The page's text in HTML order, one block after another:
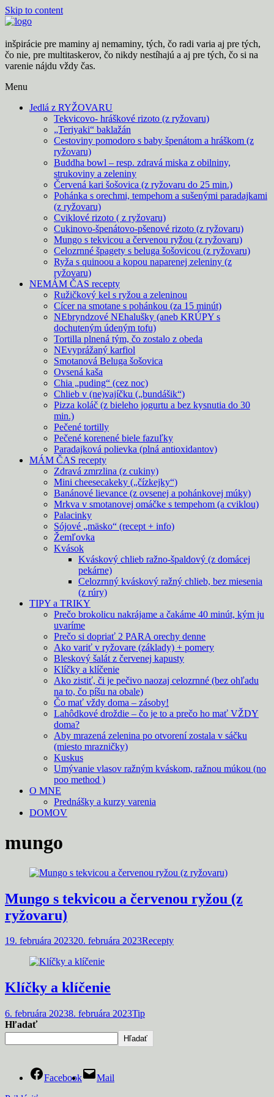
Skip to content
inšpirácie pre maminy aj nemaminy, tých, čo radi varia aj pre tých,
čo nie, pre multitaskerov, čo nikdy nestíhajú a aj pre tých, čo si na
varenie nájdu vždy čas.
Menu
Jedlá z RYŽOVARU
Tekvicovo- hráškové rizoto (z ryžovaru)
„Teriyaki“ baklažán
Cestoviny pomodoro s baby špenátom a hráškom (z
ryžovaru)
Buddha bowl – resp. zdravá miska z obilniny,
strukoviny a zeleniny
Červená kari šošovica (z ryžovaru do 25 min.)
Pohánka s orechmi, tempehom a sušenými paradajkami
(z ryžovaru)
Cviklové rizoto ( z ryžovaru)
Cukinovo-špenátovo-pšenové rizoto (z ryžovaru)
Mungo s tekvicou a červenou ryžou (z ryžovaru)
Celozrnné špagety s beluga šošovicou (z ryžovaru)
Ryža s quinoou a kopou naparenej zeleniny (z
ryžovaru)
NEMÁM ČAS recepty
Ružičkový kel s ryžou a zeleninou
Cícer na smotane s pohánkou (za 15 minút)
NEbryndzové NEhalušky (aneb KRÚPY s
dochuteným údeným tofu)
Tortilla plnená tým, čo zostalo z obeda
NEvyprážaný karfiol
Smotanová Beluga šošovica
Ovsená kaša
Chia „puding“ (cez noc)
Chlieb v (ne)vajíčku („bundášik“)
Pizza koláč (z bieleho jogurtu a bez kysnutia do 30
min.)
Pečené tortilly
Pečené korenené biele fazuľky
Paradajková polievka (plná antioxidantov)
MÁM ČAS recepty
Zdravá zmrzlina (z cukiny)
Mini cheesecakeky („čízkejky“)
Banánové lievance (z ovsenej a pohánkovej múky)
Mrkva v smotanovej omáčke s tempehom (a cviklou)
Palacinky
Sójové „mäsko“ (recept + info)
Žemľovka
Kvások
Kváskový chlieb ražno-špaldový (z domácej
pekárne)
Celozrnný kváskový ražný chlieb, bez miesenia
(z rúry)
TIPY a TRIKY
Prečo brokolicu nakrájame a čakáme 40 minút, kým ju
uvaríme
Prečo si dopriať 2 PARA orechy denne
Ako variť v ryžovare (základy) + pomery
Bleskový šalát z červenej kapusty
Klíčky a klíčenie
Ako zistiť, či je pečivo naozaj celozrnné (bez ohľadu
na to, čo píšu na obale)
Čo mať vždy doma – zásoby!
Lahôdkové droždie – čo je to a prečo ho mať VŽDY
doma?
Aby mrazená zelenina po otvorení zostala v sáčku
(miesto mrazničky)
Kuskus
Umývanie vlasov ražným kváskom, ražnou múkou (no
poo method )
O MNE
Prednášky a kurzy varenia
DOMOV
mungo
Mungo s tekvicou a červenou ryžou (z
ryžovaru)
19. februára 202320. februára 2023Recepty
Klíčky a klíčenie
6. februára 20238. februára 2023Tip
Hľadať
Hľadať
Facebook
Mail